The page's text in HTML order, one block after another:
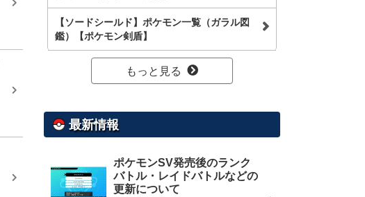
【ソードシールド】ポケモン一覧（ガラル図
鑑）【ポケモン剣盾】
もっと見る
最新情報
ポケモンSV発売後のランク
バトル・レイドバトルなどの
更新について